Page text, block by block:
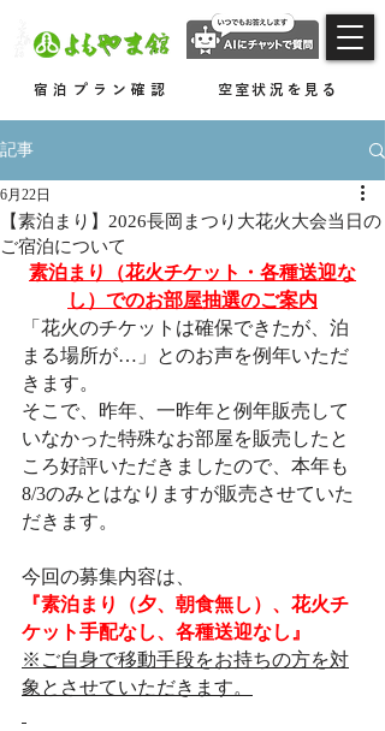
宿泊プラン確認 空室状況を見る
記事
【素泊まり】2026長岡まつり大花火大会当日の
ご宿泊について
6月22日
素泊まり（花火チケット・各種送迎な
し）でのお部屋抽選のご案内
「花火のチケットは確保できたが、泊
まる場所が…」とのお声を例年いただ
きます。
そこで、昨年、一昨年と例年販売して
いなかった特殊なお部屋を販売したと
ころ好評いただきましたので、本年も
8/3のみとはなりますが販売させていた
だきます。
今回の募集内容は、
『素泊まり（夕、朝食無し）、花火チ
ケット手配なし、各種送迎なし』
※ご自身で移動手段をお持ちの方を対
象とさせていただきます。